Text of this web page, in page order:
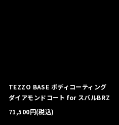
TEZZO BASE ボディコーティング
ダイアモンドコート for スバルBRZ
71,500円(税込)